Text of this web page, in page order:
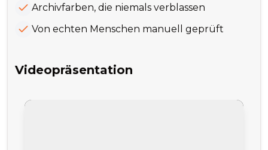
Archivfarben, die niemals verblassen
Von echten Menschen manuell geprüft
Videopräsentation